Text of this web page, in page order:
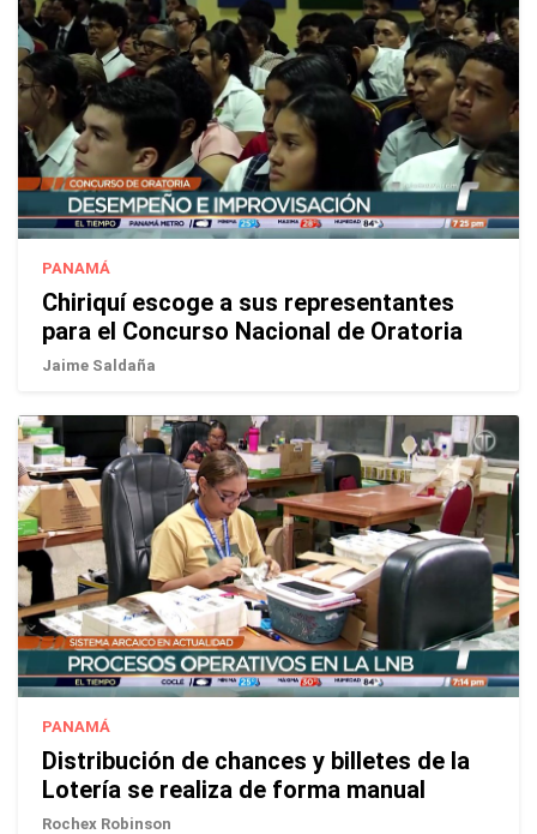
PANAMÁ
Chiriquí escoge a sus representantes
para el Concurso Nacional de Oratoria
Jaime Saldaña
PANAMÁ
Distribución de chances y billetes de la
Lotería se realiza de forma manual
Rochex Robinson